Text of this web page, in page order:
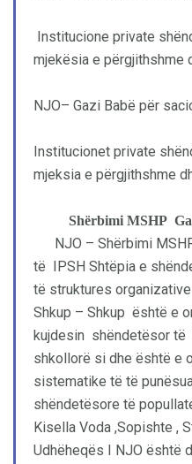
Institucione private
mjekësia e përgjithshme
NJO– Gazi Babë për
Institucionet private
mjeksia e përgjithshme
Shërbimi MSHP
NJO – Shërbimi
të IPSH Shtëpia e
të struktures
Shkup – Shkup është e
kujdesin shëndetësor të
shkollorë si dhe është e
sistematike të të
shëndetësore të
Kisella Voda ,Sopishte ,
Udhëheqës I NJO është